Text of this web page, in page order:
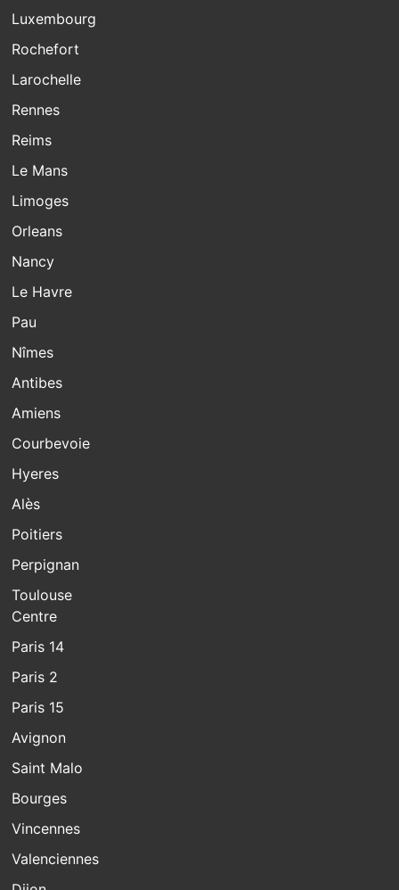
Luxembourg
Rochefort
Larochelle
Rennes
Reims
Le Mans
Limoges
Orleans
Nancy
Le Havre
Pau
Nîmes
Antibes
Amiens
Courbevoie
Hyeres
Alès
Poitiers
Perpignan
Toulouse
Centre
Paris 14
Paris 2
Paris 15
Avignon
Saint Malo
Bourges
Vincennes
Valenciennes